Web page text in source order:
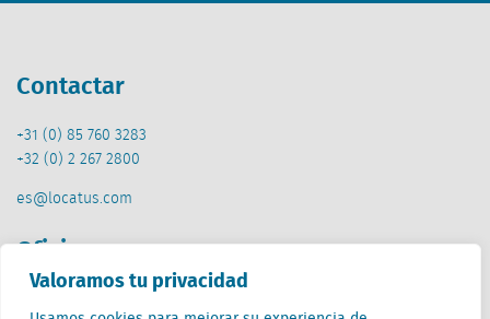
Valoramos tu privacidad
Contactar
+31 (0) 85 760 3283
+32 (0) 2 267 2800
es@locatus.com
Oficina